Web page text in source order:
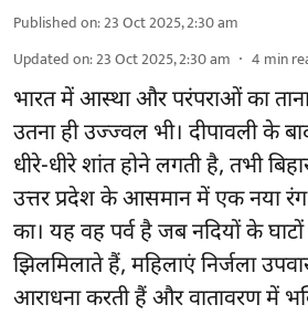
Published on:23 Oct 2025, 2:30 am
Updated on:23 Oct 2025, 2:30 am 4 min
भारत में आस्था और परंपराओं का
उतना ही उज्ज्वल भी। दीपावली के
धीरे-धीरे शांत होने लगती है, तभी
उत्तर प्रदेश के आसमान में एक नया
का। यह वह पर्व है जब नदियों के
झिलमिलाते हैं, महिलाएं निर्जला
आराधना करती हैं और वातावरण में